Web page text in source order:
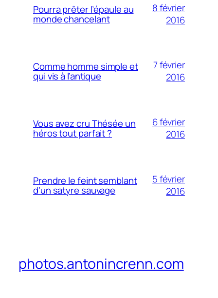
Pourra prêter l’épaule au
monde chancelant
8 février
2016
Comme homme simple et
qui vis à l’antique
7 février
2016
Vous avez cru Thésée un
héros tout parfait ?
6 février
2016
Prendre le feint semblant
d’un satyre sauvage
5 février
2016
photos.antonincrenn.com